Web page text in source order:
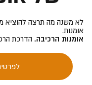
←
לא משנה מה תרצה להוציא
אומנות.
אומנות הרכיבה. הדרכת